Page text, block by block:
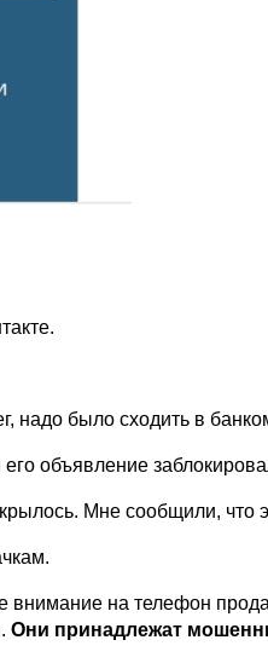
надо было сходить в
объявление
Мне сообщили, что
внимание на телефон
Они принадлежат